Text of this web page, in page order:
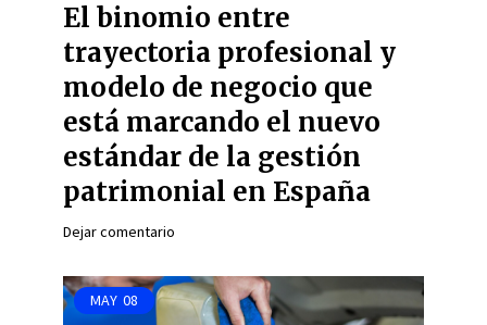
El binomio entre
trayectoria profesional y
modelo de negocio que
está marcando el nuevo
estándar de la gestión
patrimonial en España
Dejar comentario
MAY 08